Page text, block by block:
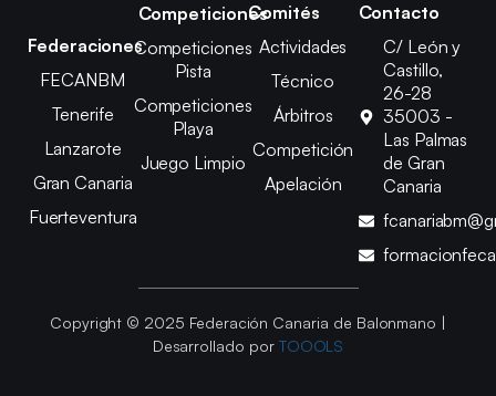
Federaciones
FECANBM
Tenerife
Lanzarote
Gran Canaria
Fuerteventura
Competiciones
Competiciones
Pista
Competiciones
Playa
Juego Limpio
Comités
Actividades
Técnico
Árbitros
Competición
Apelación
Contacto
C/ León y
Castillo,
26-28
35003 -
Las Palmas
de Gran
Canaria
Copyright © 2025 Federación Canaria de Balonmano |
Desarrollado por TOOOLS